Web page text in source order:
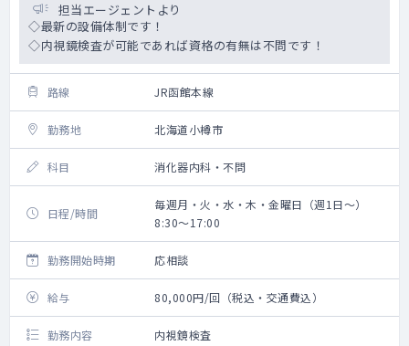
担当エージェントより
◇最新の設備体制です！
◇内視鏡検査が可能であれば資格の有無は不問です！
路線 JR函館本線
勤務地 北海道小樽市
科目 消化器内科・不問
日程/時間
毎週月・火・水・木・金曜日（週1日～）
8:30～17:00
勤務開始時期 応相談
給与 80,000円/回（税込・交通費込）
勤務内容 内視鏡検査